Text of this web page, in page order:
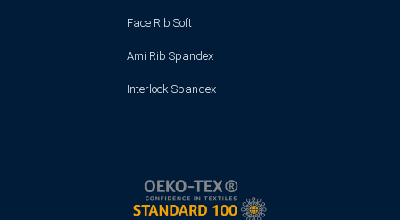
Face Rib Soft
Ami Rib Spandex
Interlock Spandex